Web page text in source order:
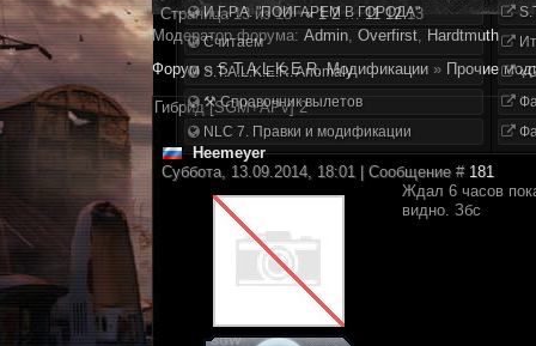
И.Г.Р.А. "ПОИГАРЕМ В ГОРОДА"
Считаем
S.T.A.L.K.E.R. Anomaly
⚒ Справочник вылетов
NLC 7. Правки и модификации
Страница13из13 « 1 2 … 11 12 13
Модератор форума: Аdmin, Overfirst, Hardtmuth
Форум » S.T.A.L.K.E.R. Модификации » Прочие
Гибрид [SGM+APv] 2
Heemeyer
Суббота, 13.09.2014, 18:01 | Сообщение # 181
Ждал 6 часов
видно. Збс